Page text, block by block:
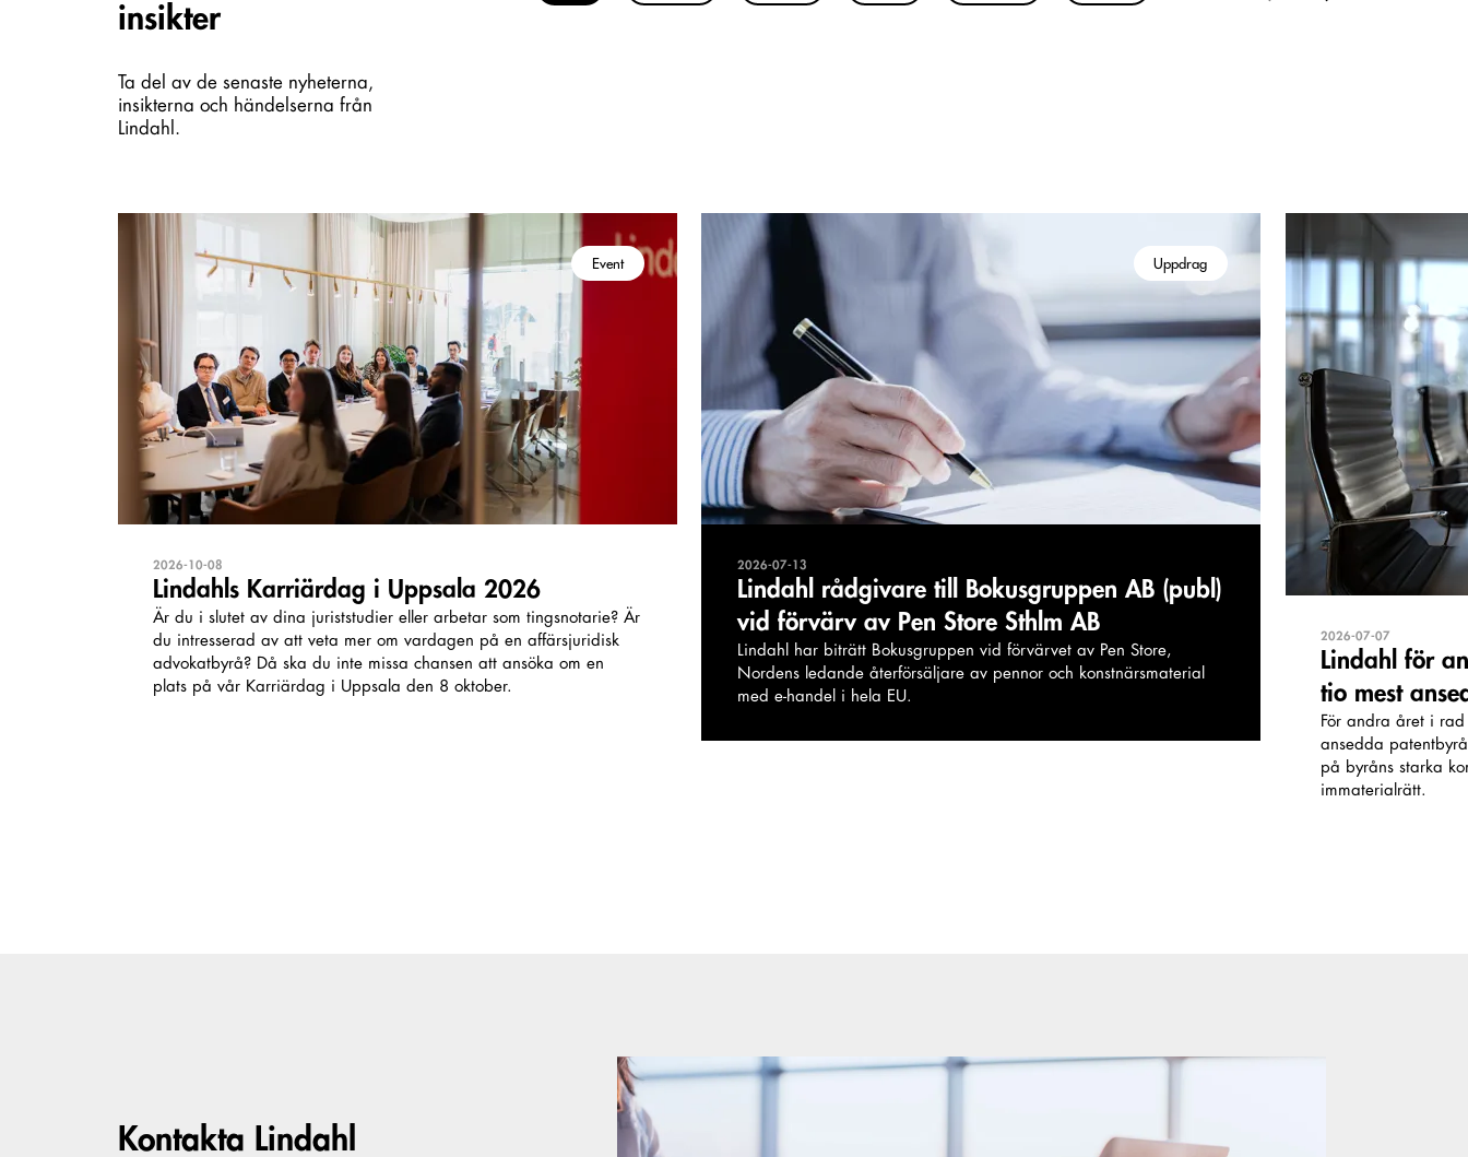
Event
2026-10-08
Lindahls Karriärdag i Uppsala 2026
Är du i slutet av dina juriststudier eller arbetar som tingsnotarie? Är
du intresserad av att veta mer om vardagen på en affärsjuridisk
advokatbyrå? Då ska du inte missa chansen att ansöka om en
plats på vår Karriärdag i Uppsala den 8 oktober.
Uppdrag
2026-07-13
Lindahl rådgivare till Bokusgruppen AB (publ)
vid förvärv av Pen Store Sthlm AB
Lindahl har biträtt Bokusgruppen vid förvärvet av Pen Store,
Nordens ledande återförsäljare av pennor och konstnärsmaterial
med e-handel i hela EU.
2026-07-07
Lindahl för
tio mest
För andra året i
ansedda
på byråns starka
immaterialrätt.
insikter
Ta del av de senaste nyheterna,
insikterna och händelserna från
Lindahl.
Kontakta Lindahl